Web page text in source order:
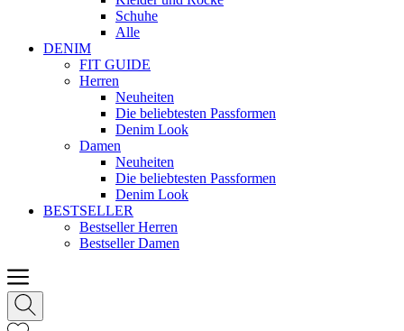
Schuhe
Alle
DENIM
FIT GUIDE
Herren
Neuheiten
Die beliebtesten Passformen
Denim Look
Damen
Neuheiten
Die beliebtesten Passformen
Denim Look
BESTSELLER
Bestseller Herren
Bestseller Damen